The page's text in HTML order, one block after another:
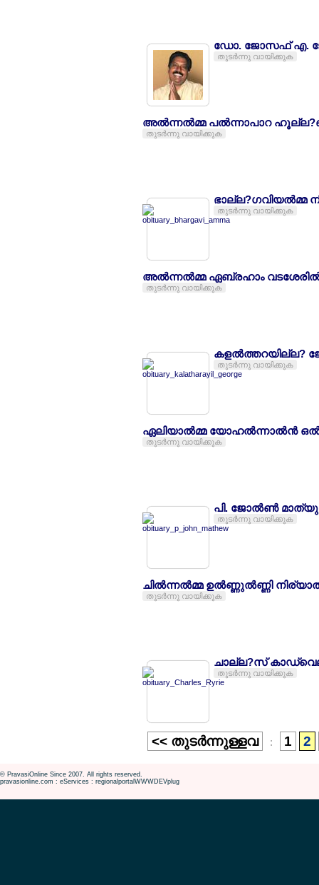
ഡോ. ജോസഫ് എ.
തുടര്‍ന്നു വായിക്കുക
അല്‍ന്നല്‍മ്മ പല്‍ന്നാപാറ
തുടര്‍ന്നു വായിക്കുക
ഭാല്ല?ഗവിയല്‍മ്മ
തുടര്‍ന്നു വായിക്കുക
അല്‍ന്നല്‍മ്മ ഏബ്രഹാം
തുടര്‍ന്നു വായിക്കുക
കളല്‍ത്തറയില്ല?
തുടര്‍ന്നു വായിക്കുക
ഏലിയാല്‍മ്മ യോഹല്‍ന്നാല്‍ന്‍
തുടര്‍ന്നു വായിക്കുക
പി. ജോല്‍ണ്‍ മാത്യു
തുടര്‍ന്നു വായിക്കുക
ചില്‍ന്നല്‍മ്മ ഉല്‍ണ്ണുല്‍ണ്ണി
തുടര്‍ന്നു വായിക്കുക
ചാല്ല?സ്
തുടര്‍ന്നു വായിക്കുക
<< തുടര്‍ന്നുള്ളവ : 1 2
© PravasiOnline Since 2007. All rights reserved.
pravasionline.com : eServices : regionalportalWWWDEVplug